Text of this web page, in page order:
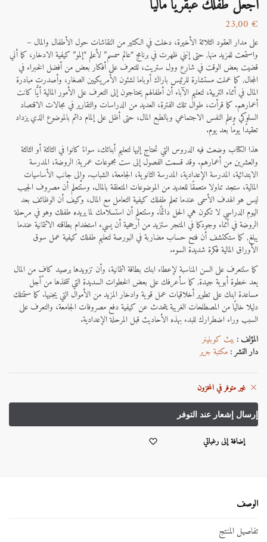
اجعل طفلك عبقرياً مالياًُ
23,00 €
على مدار العقود الثلاثة الأخيرة، دخلت في الكثير من النقاشات حول الأطفال والمال –
واستمعت للمزيد منها, حتى إنني ظهرت في برنامج “عالم سمسم” لأعلم “إلمو” كيفية الادخار، كما أني
قضيت بعض الوقت في شارع وول ستريت، للتعرف على أفكار بعض من أفضل الخبراء في
المجال, كما عملت مستشارة للرئيس باراك أوباما لشئون الأمريكيين الصغار، وأصدرت مبادرة
المال في أثناء التربية، لتعليم الآباء أن أطفالهم يحتاجون إلى التعرف على الأمور المالية أيًّا كانت
أعمارهم. كما قرأت، طوال تلك الفترة، العديد من الدراسات والتقارير في مجالات الاقتصاد
السلوكي وعلم النفس الاجتماعي وبالطبع المال، حتى أظل على إلمام دائم بالموضوع الذي يزداد
تعقيدًا يومًا بعد يوم.
هذا الكتاب وضعت فيه الدروس التي تحتاج إليها لتعليم أبنائك، سواءً كانوا في الثالثة أو الثالثة
والعشرين من أعمارهم. وقد قسمت الفصول إلى ست مجموعات عمرية: الروضة، المدرسة
الابتدائية، المدرسة الإعدادية، المدرسة الثانوية، الجامعة، الشباب. وإلى جانب الأساسيات
المالية، ستجد تناولا متعمقًا للعديد من الموضوعات المتعلقة بالمال. وستتعلم أن مصروف الجيب
ليس هو الهدف الأسمى عندما تعلم طفلك كيفية التعامل مع المال، وكيف أن الوظائف بعد
اليوم الدراسي لا تكون هي الحل دائمًا. وستتعلم أن استسلامك لما يريده طفلك وهو في مرحلة
الروضة في أثناء وجودكما في المتجر ستزيد من أرجحية أن يسيء استخدام بطاقته الائتمانية عندما
يبلغ, كما ستكتشف أن فتح حساب مضاربة في البورصة لتعليم طفلك كيفية عمل سوق
الأوراق المالية فكرة شديدة السوء.
كما ستتعرف على السن المناسبة لإعطاء ابنك بطاقة ائتمانية، وأن تزويدها برصيد كافٍ من المال
يعد خطوة أبوية جيدة, كما سأعرفك على بعض الخطوات السديدة التي تتخذها من أجل
مساعدة ابنك على تطوير أخلاقيات عمل قوية وادخار المزيد من الأموال التي يجنيها. كما ستمتلك
دليلا خاليًا من المصطلحات الغريبة يتحدث عن كيفية دفع مصروفات الجامعة، والتعرف على
السبب وراء اضطرارك للبدء بهذه الأحاديث قبل المرحلة الإعدادية.
المؤلف :بيث كوبلينر
دار النشر :مكتبة جرير
غير متوفر في المخزون
إضافة إلى رغباتي
الوصف
تفاصيل المنتج